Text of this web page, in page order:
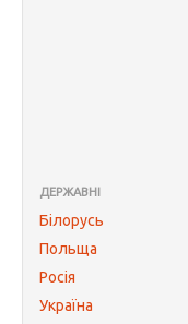
ДЕРЖАВНІ
Білорусь
Польща
Росія
Україна